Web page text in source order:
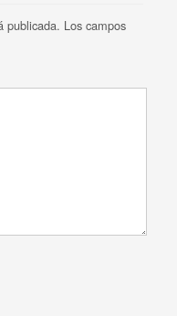
publicada. Los campos